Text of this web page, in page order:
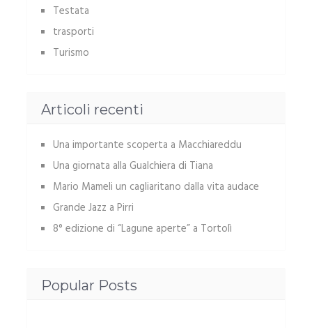
Testata
trasporti
Turismo
Articoli recenti
Una importante scoperta a Macchiareddu
Una giornata alla Gualchiera di Tiana
Mario Mameli un cagliaritano dalla vita audace
Grande Jazz a Pirri
8° edizione di “Lagune aperte” a Tortolì
Popular Posts